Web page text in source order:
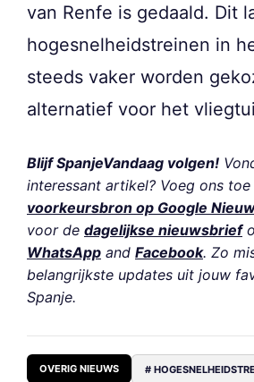
van Renfe is gedaald. Dit
hogesnelheidstreinen in
steeds vaker worden
alternatief voor het
Blijf SpanjeVandaag volgen!
interessant artikel? Voeg ons toe
voorkeursbron op Google
voor de dagelijkse nieuwsbrief
WhatsApp and Facebook. Zo
belangrijkste updates uit jouw
Spanje.
OVERIG NIEUWS #